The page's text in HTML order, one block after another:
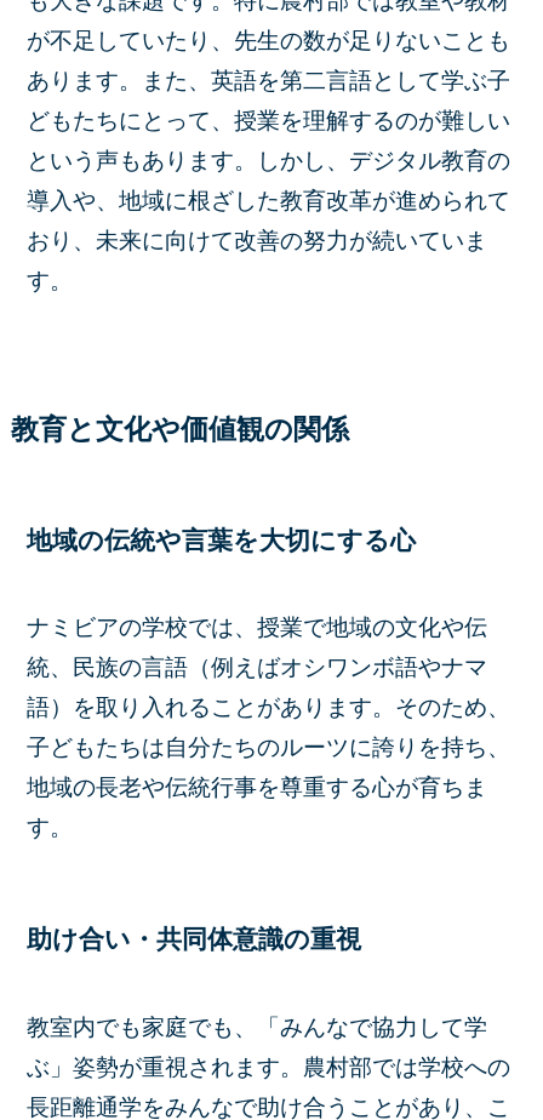
が不足していたり、先生の数が足りないことも
あります。また、英語を第二言語として学ぶ子
どもたちにとって、授業を理解するのが難しい
という声もあります。しかし、デジタル教育の
導入や、地域に根ざした教育改革が進められて
おり、未来に向けて改善の努力が続いていま
す。
教育と文化や価値観の関係
地域の伝統や言葉を大切にする心
ナミビアの学校では、授業で地域の文化や伝
統、民族の言語（例えばオシワンボ語やナマ
語）を取り入れることがあります。そのため、
子どもたちは自分たちのルーツに誇りを持ち、
地域の長老や伝統行事を尊重する心が育ちま
す。
助け合い・共同体意識の重視
教室内でも家庭でも、「みんなで協力して学
ぶ」姿勢が重視されます。農村部では学校への
長距離通学をみんなで助け合うことがあり、こ